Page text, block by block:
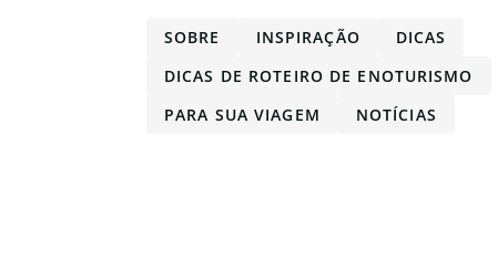
SOBRE INSPIRAÇÃO
DICAS
DICAS DE ROTEIRO DE ENOTURISMO
PARA SUA VIAGEM
NOTÍCIAS